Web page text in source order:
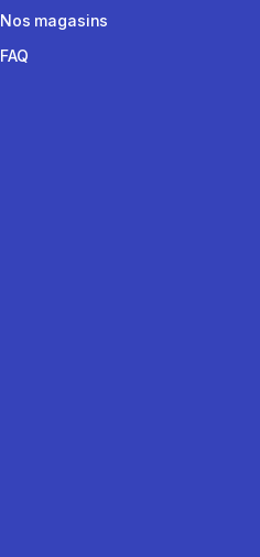
Nos magasins
FAQ